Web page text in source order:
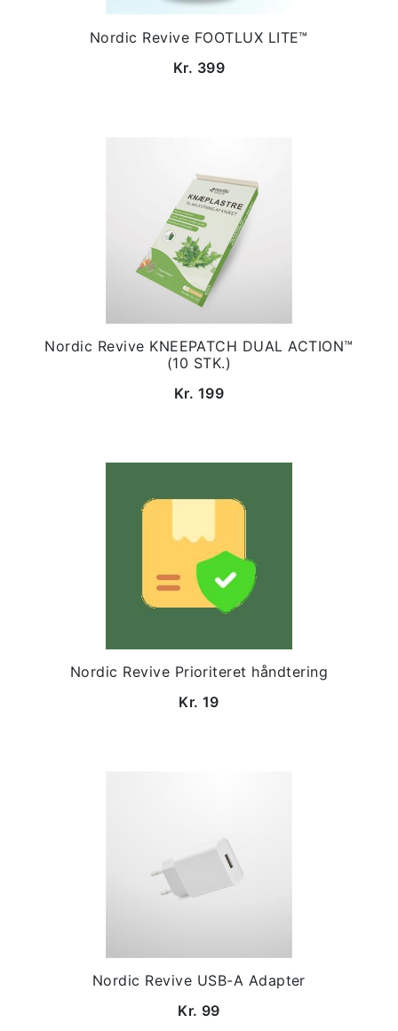
Nordic Revive FOOTLUX LITE™
Kr. 399
Nordic Revive KNEEPATCH DUAL ACTION™
(10 STK.)
Kr. 199
Nordic Revive Prioriteret håndtering
Kr. 19
Nordic Revive USB-A Adapter
Kr. 99